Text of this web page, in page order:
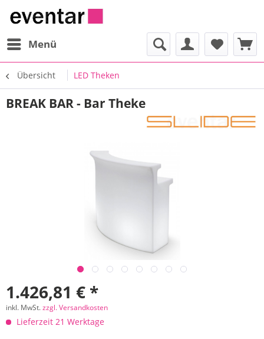
Menü
Übersicht LED Theken
BREAK BAR - Bar Theke
1.426,81 € *
inkl. MwSt.zzgl. Versandkosten
Lieferzeit 21 Werktage